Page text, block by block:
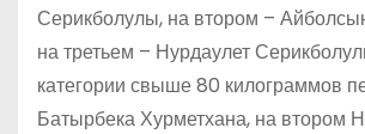
Серикболулы, на втором –
на третьем – Нурдаулет
категории свыше 80 килограммов
Батырбека Хурметхана, на втором